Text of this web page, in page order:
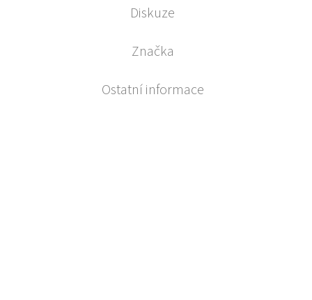
Diskuze
Značka
Ostatní informace